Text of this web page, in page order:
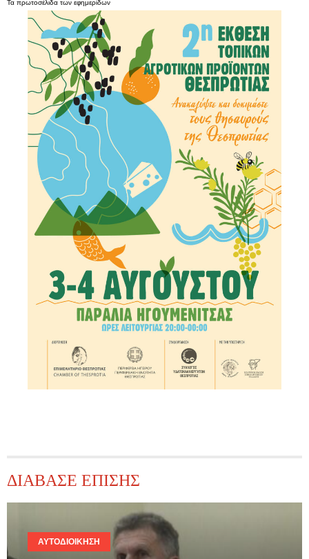
Τα πρωτοσέλιδα των εφημερίδων
ΔΙΑΒΑΣΕ ΕΠΙΣΗΣ
ΑΥΤΟΔΙΟΊΚΗΣΗ